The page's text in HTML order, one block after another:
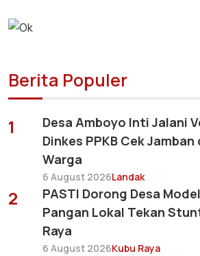
Berita Populer
1
Desa Amboyo Inti Jalani
Dinkes PPKB Cek
Warga
6 August 2026Landak
2
PASTI Dorong Desa
Pangan Lokal Tekan
Raya
6 August 2026Kubu Raya